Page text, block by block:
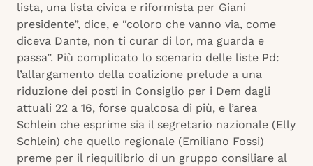
lista, una lista civica e riformista per Giani
presidente”, dice, e “coloro che vanno via, come
diceva Dante, non ti curar di lor, ma guarda e
passa”. Più complicato lo scenario delle liste Pd:
l’allargamento della coalizione prelude a una
riduzione dei posti in Consiglio per i Dem dagli
attuali 22 a 16, forse qualcosa di più, e l’area
Schlein che esprime sia il segretario nazionale (Elly
Schlein) che quello regionale (Emiliano Fossi)
preme per il riequilibrio di un gruppo consiliare al